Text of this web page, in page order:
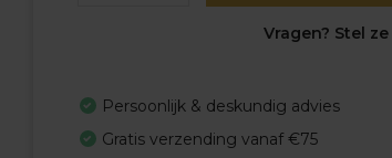
Vragen? Stel
Persoonlijk & deskundig advies
Gratis verzending vanaf €75